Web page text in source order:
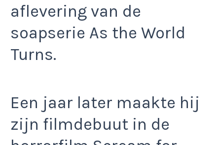
aflevering van de
soapserie As the World
Turns.
Een jaar later maakte hij
zijn filmdebuut in de